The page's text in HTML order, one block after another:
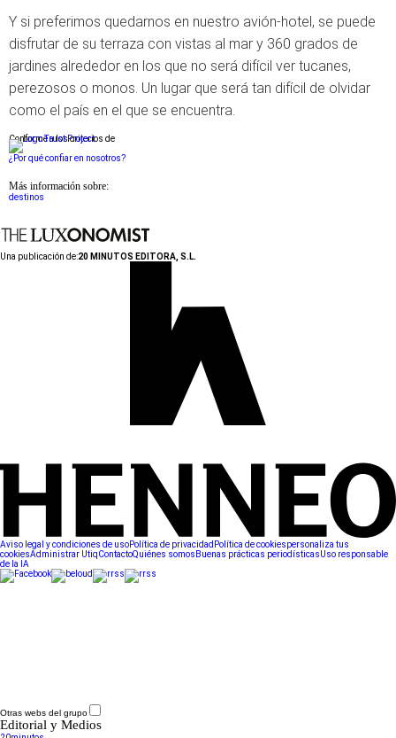
Y si preferimos quedarnos en nuestro avión-hotel, se puede
disfrutar de su terraza con vistas al mar y 360 grados de
jardines alrededor en los que no será difícil ver tucanes,
perezosos o monos. Un lugar que será tan difícil de olvidar
como el país en el que se encuentra.
Conforme a los criterios de
¿Por qué confiar en nosotros?
Más información sobre:
destinos
Una publicación de:20 MINUTOS EDITORA, S.L.
Aviso legal y condiciones de usoPolítica de privacidad Política de cookiespersonaliza tus
cookiesAdministrar UtiqContactoQuiénes somos Buenas prácticas periodísticasUso responsable
de la IA
Otras webs del grupo
Editorial y Medios